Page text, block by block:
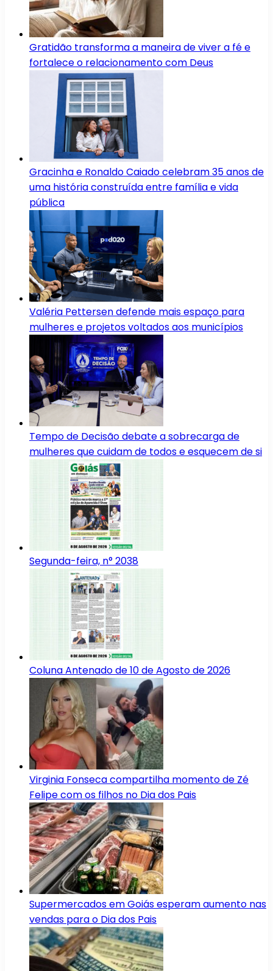
Gratidão transforma a maneira de viver a fé e
fortalece o relacionamento com Deus
Gracinha e Ronaldo Caiado celebram 35 anos de
uma história construída entre família e vida
pública
Valéria Pettersen defende mais espaço para
mulheres e projetos voltados aos municípios
Tempo de Decisão debate a sobrecarga de
mulheres que cuidam de todos e esquecem de si
Segunda-feira, n° 2038
Coluna Antenado de 10 de Agosto de 2026
Virginia Fonseca compartilha momento de Zé
Felipe com os filhos no Dia dos Pais
Supermercados em Goiás esperam aumento nas
vendas para o Dia dos Pais